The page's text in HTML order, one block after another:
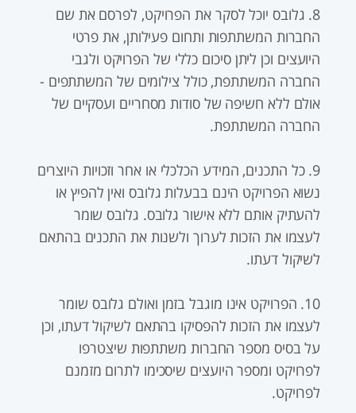
8. גלובס יוכל לסקר את הפרויקט, לפרסם את שם
החברות המשתתפות ותחום פעילותן, את פרטי
היועצים וכן ליתן סיכום כללי של הפרויקט ולגבי
החברה המשתתפת, כולל צילומים של המשתתפים -
אולם ללא חשיפה של סודות מסחריים ועסקיים של
החברה המשתתפת.
9. כל התכנים, המידע הכלכלי או אחר וזכויות היוצרים
נשוא הפרויקט הינם בבעלות גלובס ואין להפיץ או
להעתיק אותם ללא אישור גלובס. גלובס שומר
לעצמו את הזכות לערוך ולשנות את התכנים בהתאם
לשיקול דעתו.
10. הפרויקט אינו מוגבל בזמן ואולם גלובס שומר
לעצמו את הזכות להפסיקו בהתאם לשיקול דעתו, וכן
על בסיס מספר החברות משתתפות שיצטרפו
לפרויקט ומספר היועצים שיסכימו לתרום מזמנם
לפרויקט.